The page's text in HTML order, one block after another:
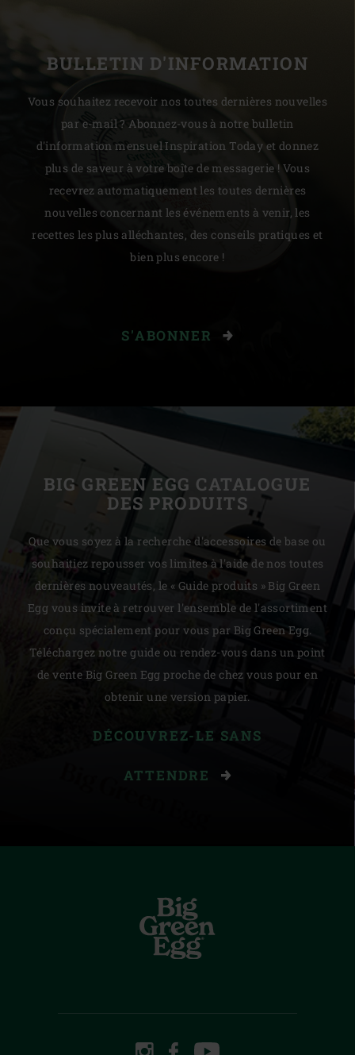
BULLETIN D'INFORMATION
Vous souhaitez recevoir nos toutes dernières nouvelles
par e-mail ? Abonnez-vous à notre bulletin
d'information mensuel Inspiration Today et donnez
plus de saveur à votre boîte de messagerie ! Vous
recevrez automatiquement les toutes dernières
nouvelles concernant les événements à venir, les
recettes les plus alléchantes, des conseils pratiques et
bien plus encore !
S'ABONNER
BIG GREEN EGG CATALOGUE
DES PRODUITS
Que vous soyez à la recherche d'accessoires de base ou
souhaitiez repousser vos limites à l'aide de nos toutes
dernières nouveautés, le « Guide produits » Big Green
Egg vous invite à retrouver l'ensemble de l'assortiment
conçu spécialement pour vous par Big Green Egg.
Téléchargez notre guide ou rendez-vous dans un point
de vente Big Green Egg proche de chez vous pour en
obtenir une version papier.
DÉCOUVREZ-LE SANS
ATTENDRE
INSTAGRAM
FACEBOOKYOUTUBE